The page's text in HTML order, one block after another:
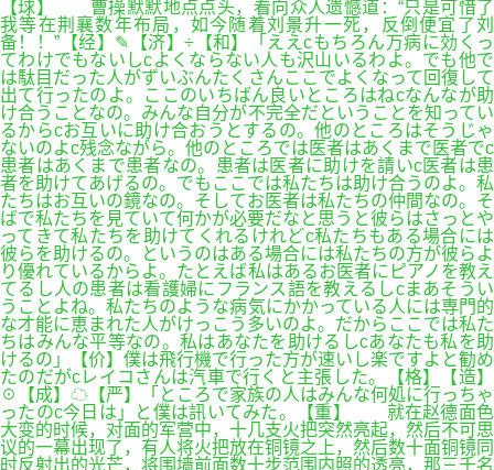
【球】 曹操默默地点点头，看向众人遗憾道：“只是可惜了
我等在荆襄数年布局，如今随着刘景升一死，反倒便宜了刘
备！！”【经】✎【济】÷【和】「ええcもちろん万病に効くっ
てわけでもないしcよくならない人も沢山いるわよ。でも他で
は駄目だった人がずいぶんたくさんここでよくなって回復して
出て行ったのよ。ここのいちばん良いところはねcなんなが助
け合うことなの。みんな自分が不完全だということを知ってい
るからcお互いに助け合おうとするの。他のところはそうじゃ
ないのよc残念ながら。他のところでは医者はあくまで医者でc
患者はあくまで患者なの。患者は医者に助けを請いc医者は患
者を助けてあげるの。でもここでは私たちは助け合うのよ。私
たちはお互いの鏡なの。そしてお医者は私たちの仲間なの。そ
ばで私たちを見ていて何かが必要だなと思うと彼らはさっとや
ってきて私たちを助けてくれるけれどc私たちもある場合には
彼らを助けるの。というのはある場合には私たちの方が彼らよ
り優れているからよ。たとえば私はあるお医者にピアノを教え
てるし人の患者は看護婦にフランス語を教えるしcまあそうい
うことよね。私たちのような病気にかかっている人には専門的
な才能に恵まれた人がけっこう多いのよ。だからここでは私た
ちはみんな平等なの。私はあなたを助けるしcあなたも私を助
けるの」【价】僕は飛行機で行った方が速いし楽ですよと勧め
たのだがcレイコさんは汽車で行くと主張した。【格】【造】
☉【成】☁【严】「ところで家族の人はみんな何処に行っちゃ
ったのc今日は」と僕は訊いてみた。【重】 就在赵德面色
大变的时候，对面的军营中，十几支火把突然亮起，然后不可思
议的一幕出现了，有人将火把放在铜镜之上，然后数十面铜镜同
时反射出的光芒，将围墙前面数十步范围内照的透亮，那三千名